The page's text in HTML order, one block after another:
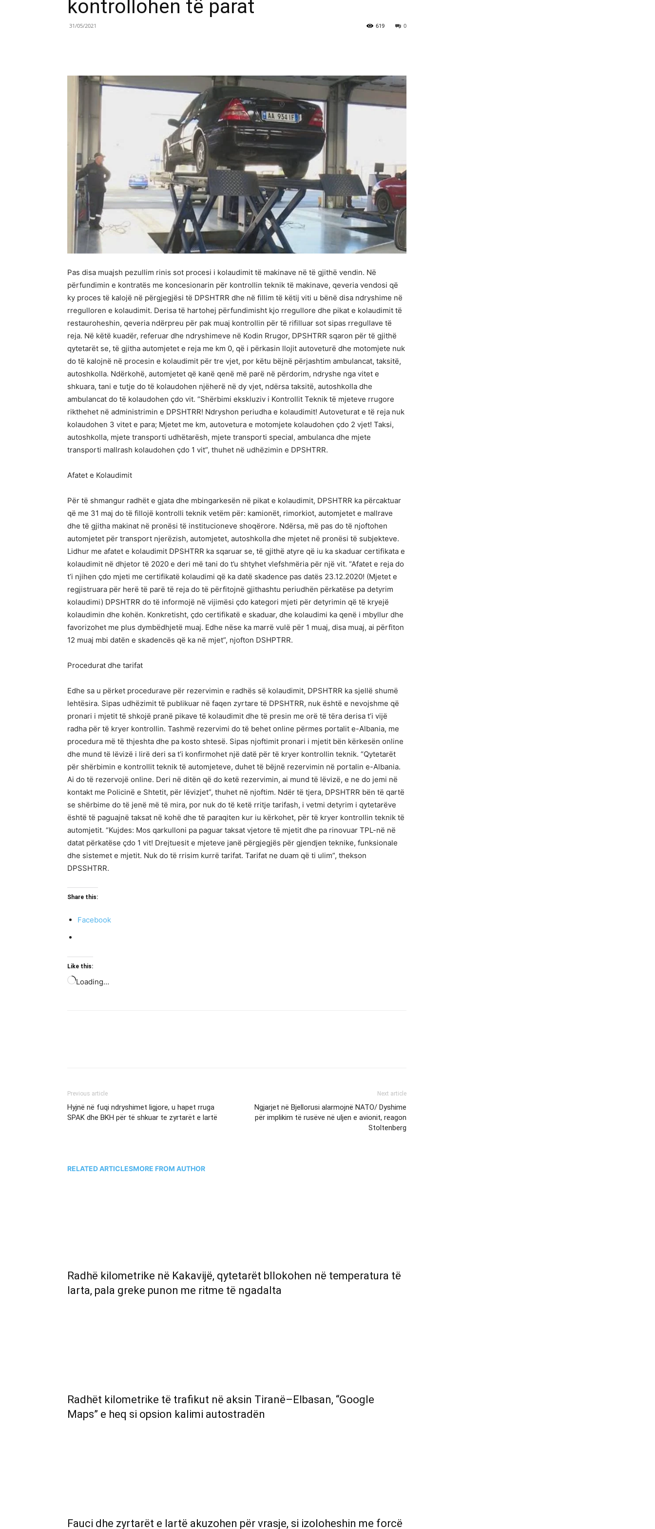
kontrollohen të parat
31/05/2021 0
619
Pas disa muajsh pezullim rinis sot procesi i kolaudimit të makinave në të gjithë vendin. Në
përfundimin e kontratës me koncesionarin për kontrollin teknik të makinave, qeveria vendosi që
ky proces të kalojë në përgjegjësi të DPSHTRR dhe në fillim të këtij viti u bënë disa ndryshime në
rregulloren e kolaudimit. Derisa të hartohej përfundimisht kjo rregullore dhe pikat e kolaudimit të
restauroheshin, qeveria ndërpreu për pak muaj kontrollin për të rifilluar sot sipas rregullave të
reja. Në këtë kuadër, referuar dhe ndryshimeve në Kodin Rrugor, DPSHTRR sqaron për të gjithë
qytetarët se, të gjitha automjetet e reja me km 0, që i përkasin llojit autoveturë dhe motomjete nuk
do të kalojnë në procesin e kolaudimit për tre vjet, por këtu bëjnë përjashtim ambulancat, taksitë,
autoshkolla. Ndërkohë, automjetet që kanë qenë më parë në përdorim, ndryshe nga vitet e
shkuara, tani e tutje do të kolaudohen njëherë në dy vjet, ndërsa taksitë, autoshkolla dhe
ambulancat do të kolaudohen çdo vit. “Shërbimi ekskluziv i Kontrollit Teknik të mjeteve rrugore
rikthehet në administrimin e DPSHTRR! Ndryshon periudha e kolaudimit! Autoveturat e të reja nuk
kolaudohen 3 vitet e para; Mjetet me km, autovetura e motomjete kolaudohen çdo 2 vjet! Taksi,
autoshkolla, mjete transporti udhëtarësh, mjete transporti special, ambulanca dhe mjete
transporti mallrash kolaudohen çdo 1 vit”, thuhet në udhëzimin e DPSHTRR.
Afatet e Kolaudimit
Për të shmangur radhët e gjata dhe mbingarkesën në pikat e kolaudimit, DPSHTRR ka përcaktuar
që me 31 maj do të fillojë kontrolli teknik vetëm për: kamionët, rimorkiot, automjetet e mallrave
dhe të gjitha makinat në pronësi të institucioneve shoqërore. Ndërsa, më pas do të njoftohen
automjetet për transport njerëzish, automjetet, autoshkolla dhe mjetet në pronësi të subjekteve.
Lidhur me afatet e kolaudimit DPSHTRR ka sqaruar se, të gjithë atyre që iu ka skaduar certifikata e
kolaudimit në dhjetor të 2020 e deri më tani do t’u shtyhet vlefshmëria për një vit. “Afatet e reja do
t’i njihen çdo mjeti me certifikatë kolaudimi që ka datë skadence pas datës 23.12.2020! (Mjetet e
regjistruara për herë të parë të reja do të përfitojnë gjithashtu periudhën përkatëse pa detyrim
kolaudimi) DPSHTRR do të informojë në vijimësi çdo kategori mjeti për detyrimin që të kryejë
kolaudimin dhe kohën. Konkretisht, çdo certifikatë e skaduar, dhe kolaudimi ka qenë i mbyllur dhe
favorizohet me plus dymbëdhjetë muaj. Edhe nëse ka marrë vulë për 1 muaj, disa muaj, ai përfiton
12 muaj mbi datën e skadencës që ka në mjet”, njofton DSHPTRR.
Procedurat dhe tarifat
Edhe sa u përket procedurave për rezervimin e radhës së kolaudimit, DPSHTRR ka sjellë shumë
lehtësira. Sipas udhëzimit të publikuar në faqen zyrtare të DPSHTRR, nuk është e nevojshme që
pronari i mjetit të shkojë pranë pikave të kolaudimit dhe të presin me orë të tëra derisa t’i vijë
radha për të kryer kontrollin. Tashmë rezervimi do të behet online përmes portalit e-Albania, me
procedura më të thjeshta dhe pa kosto shtesë. Sipas njoftimit pronari i mjetit bën kërkesën online
dhe mund të lëvizë i lirë deri sa t’i konfirmohet një datë për të kryer kontrollin teknik. “Qytetarët
për shërbimin e kontrollit teknik të automjeteve, duhet të bëjnë rezervimin në portalin e-Albania.
Ai do të rezervojë online. Deri në ditën që do ketë rezervimin, ai mund të lëvizë, e ne do jemi në
kontakt me Policinë e Shtetit, për lëvizjet”, thuhet në njoftim. Ndër të tjera, DPSHTRR bën të qartë
se shërbime do të jenë më të mira, por nuk do të ketë rritje tarifash, i vetmi detyrim i qytetarëve
është të paguajnë taksat në kohë dhe të paraqiten kur iu kërkohet, për të kryer kontrollin teknik të
automjetit. “Kujdes: Mos qarkulloni pa paguar taksat vjetore të mjetit dhe pa rinovuar TPL-në në
datat përkatëse çdo 1 vit! Drejtuesit e mjeteve janë përgjegjës për gjendjen teknike, funksionale
dhe sistemet e mjetit. Nuk do të rrisim kurrë tarifat. Tarifat ne duam që ti ulim”, thekson
DPSSHTRR.
Share this:
Facebook
Like this:
Loading…
Previous article
Hyjnë në fuqi ndryshimet ligjore, u hapet rruga
SPAK dhe BKH për të shkuar te zyrtarët e lartë
Next article
Ngjarjet në Bjellorusi alarmojnë NATO/ Dyshime
për implikim të rusëve në uljen e avionit, reagon
Stoltenberg
RELATED ARTICLESMORE FROM AUTHOR
Radhë kilometrike në Kakavijë, qytetarët bllokohen në temperatura të
larta, pala greke punon me ritme të ngadalta
Radhët kilometrike të trafikut në aksin Tiranë–Elbasan, “Google
Maps” e heq si opsion kalimi autostradën
Fauci dhe zyrtarët e lartë akuzohen për vrasje, si izoloheshin me forcë